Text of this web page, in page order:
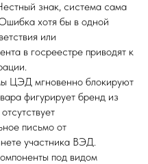
знак, система сама
хотя бы в одной
или
в госреестре приводят к
ЦЭД мгновенно блокируют
фигурирует бренд из
письмо от
участника ВЭД.
под видом